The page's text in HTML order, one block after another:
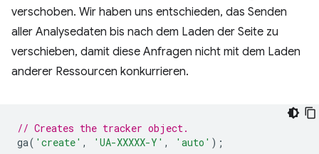
verschoben. Wir haben uns entschieden, das Senden
aller Analysedaten bis nach dem Laden der Seite zu
verschieben, damit diese Anfragen nicht mit dem Laden
anderer Ressourcen konkurrieren.
// Creates the tracker object.
ga( 'create' , 'UA-XXXXX-Y' , 'auto' );